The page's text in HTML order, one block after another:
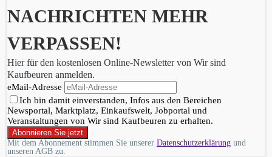
NACHRICHTEN MEHR
VERPASSEN!
Hier für den kostenlosen Online-Newsletter von Wir sind
Kaufbeuren anmelden.
eMail-Adresse
Ich bin damit einverstanden, Infos aus den Bereichen
Newsportal, Marktplatz, Einkaufswelt, Jobportal und
Veranstaltungen von Wir sind Kaufbeuren zu erhalten.
Mit dem Abonnement stimmen Sie unserer Datenschutzerklärung und
unseren AGB zu.